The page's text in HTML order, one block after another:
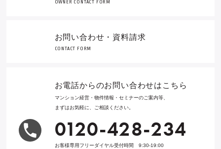
OWNER CONTACT FORM
お問い合わせ・資料請求
CONTACT FORM
お電話からのお問い合わせはこちら
マンション経営・物件情報・セミナーのご案内等、
まずはお気軽に、ご相談ください。
0120-428-234
お客様専用フリーダイヤル受付時間 9:30-19:00